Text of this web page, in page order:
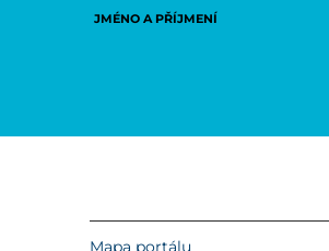
JMÉNO A PŘÍJMENÍ